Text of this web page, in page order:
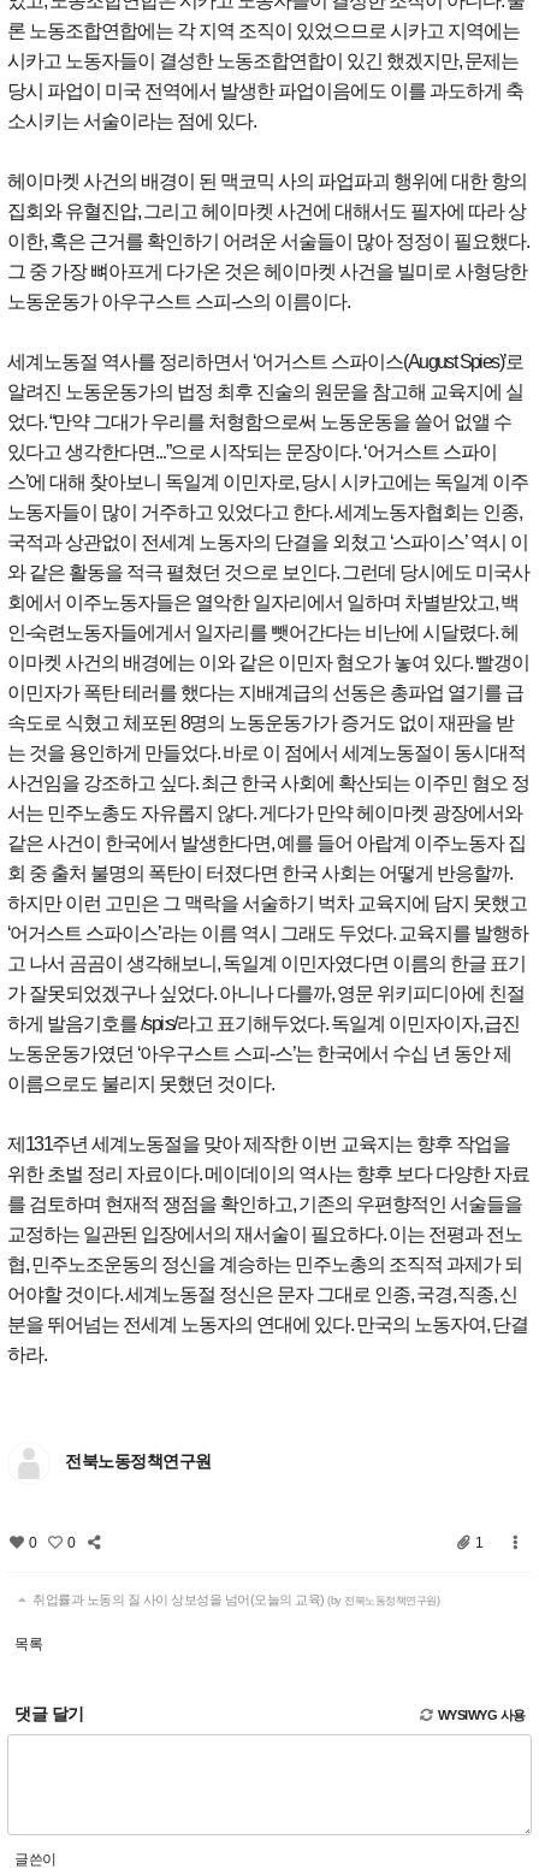
론 노동조합연합에는 각 지역 조직이 있었으므로 시카고 지역에는
시카고 노동자들이 결성한 노동조합연합이 있긴 했겠지만,문제는
당시 파업이 미국 전역에서 발생한 파업이음에도 이를 과도하게 축
소시키는 서술이라는 점에 있다.
헤이마켓 사건의 배경이 된 맥코믹 사의 파업파괴 행위에 대한 항의
집회와 유혈진압, 그리고 헤이마켓 사건에 대해서도 필자에 따라 상
이한,혹은 근거를 확인하기 어려운 서술들이 많아 정정이 필요했다.
그 중 가장 뼈아프게 다가온 것은 헤이마켓 사건을 빌미로 사형당한
노동운동가 아우구스트 스피 -스의 이름이다.
세계노동절 역사를 정리하면서 ‘어거스트 스파이스(August Spies)’로
알려진 노동운동가의 법정 최후 진술의 원문을 참고해 교육지에 실
었다. “만약 그대가 우리를 처형함으로써 노동운동을 쓸어 없앨 수
있다고 생각한다면...”으로 시작되는 문장이다. ‘어거스트 스파이
스’에 대해 찾아보니 독일계 이민자로,당시 시카고에는 독일계 이주
노동자들이 많이 거주하고 있었다고 한다.세계노동자협회는 인종,
국적과 상관없이 전세계 노동자의 단결을 외쳤고 ‘스파이스’역시 이
와 같은 활동을 적극 펼쳤던 것으로 보인다. 그런데 당시에도 미국사
회에서 이주노동자들은 열악한 일자리에서 일하며 차별받았고,백
인-숙련노동자들에게서 일자리를 뺏어간다는 비난에 시달렸다.헤
이마켓 사건의 배경에는 이와 같은 이민자 혐오가 놓여 있다.빨갱이
이민자가 폭탄 테러를 했다는 지배계급의 선동은 총파업 열기를 급
속도로 식혔고 체포된 8명의 노동운동가가 증거도 없이 재판을 받
는 것을 용인하게 만들었다.바로 이 점에서 세계노동절이 동시대적
사건임을 강조하고 싶다.최근 한국 사회에 확산되는 이주민 혐오 정
서는 민주노총도 자유롭지 않다.게다가 만약 헤이마켓 광장에서와
같은 사건이 한국에서 발생한다면,예를 들어 아랍계 이주노동자 집
회 중 출처 불명의 폭탄이 터졌다면 한국 사회는 어떻게 반응할까.
하지만 이런 고민은 그 맥락을 서술하기 벅차 교육지에 담지 못했고
‘어거스트 스파이스’라는 이름 역시 그래도 두었다. 교육지를 발행하
고 나서 곰곰이 생각해보니 ,독일계 이민자였다면 이름의 한글 표기
가 잘못되었겠구나 싶었다.아니나 다를까,영문 위키피디아에 친절
하게 발음기호를/spiːs/라고 표기해두었다.독일계 이민자이자,급진
노동운동가였던 ‘아우구스트 스피-스’는 한국에서 수십 년 동안 제
이름으로도 불리지 못했던 것이다.
제 131주년 세계노동절을 맞아 제작한 이번 교육지는 향후 작업을
위한 초벌 정리 자료이다.메이데이의 역사는 향후 보다 다양한 자료
를 검토하며 현재적 쟁점을 확인하고,기존의 우편향적인 서술들을
교정하는 일관된 입장에서의 재서술이 필요하다.이는 전평과 전노
협,민주노조운동의 정신을 계승하는 민주노총의 조직적 과제가 되
어야할 것이다.세계노동절 정신은 문자 그대로 인종,국경,직종,신
분을 뛰어넘는 전세계 노동자의 연대에 있다.만국의 노동자여,단결
하라.
전북노동정책연구원
0 0 1
취업률과 노동의 질 사이 상보성을 넘어(오늘의 교육) (by 전북노동정책연구원)
목록
댓글 달기 WYSIWYG 사용
글쓴이